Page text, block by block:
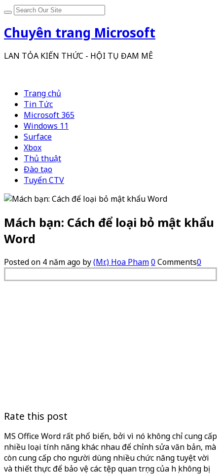
Chuyên trang Microsoft
LAN TỎA KIẾN THỨC - HỘI TỤ ĐAM MÊ
Trang chủ
Tin Tức
Microsoft 365
Windows 11
Surface
Xbox
Thủ thuật
Đào tạo
Tuyển CTV
Mách bạn: Cách để loại bỏ mật khẩu
Word
Posted on 4 năm ago by(Mr.) Hoa Pham0Comments0
Rate this post
MS Office Word rất phổ biến, bởi vì nó không chỉ cung cấp
nhiều loại tính năng khác nhau để chỉnh sửa văn bản, mà
còn cung cấp cho người dùng nhiều chức năng tuyệt vời
và thiết thực để bảo vệ các tệp quan trọng của họ không bị